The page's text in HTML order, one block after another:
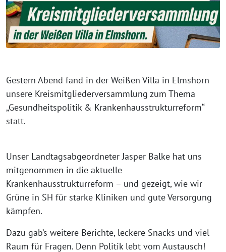
Gestern Abend fand in der Weißen Villa in Elmshorn
unsere Kreismitgliederversammlung zum Thema
„Gesundheitspolitik & Krankenhausstrukturreform“
statt.
Unser Landtagsabgeordneter Jasper Balke hat uns
mitgenommen in die aktuelle
Krankenhausstrukturreform – und gezeigt, wie wir
Grüne in SH für starke Kliniken und gute Versorgung
kämpfen.
Dazu gab’s weitere Berichte, leckere Snacks und viel
Raum für Fragen. Denn Politik lebt vom Austausch!